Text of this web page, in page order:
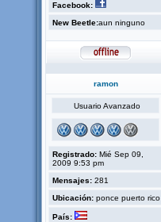
Facebook:
New Beetle:aun ninguno
ramon
Usuario Avanzado
Registrado: Mié Sep 09,
2009 9:53 pm
Mensajes: 281
Ubicación: ponce puerto rico
País: